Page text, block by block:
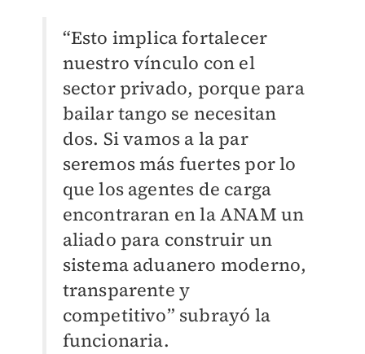
“Esto implica fortalecer
nuestro vínculo con el
sector privado, porque para
bailar tango se necesitan
dos. Si vamos a la par
seremos más fuertes por lo
que los agentes de carga
encontraran en la ANAM un
aliado para construir un
sistema aduanero moderno,
transparente y
competitivo” subrayó la
funcionaria.